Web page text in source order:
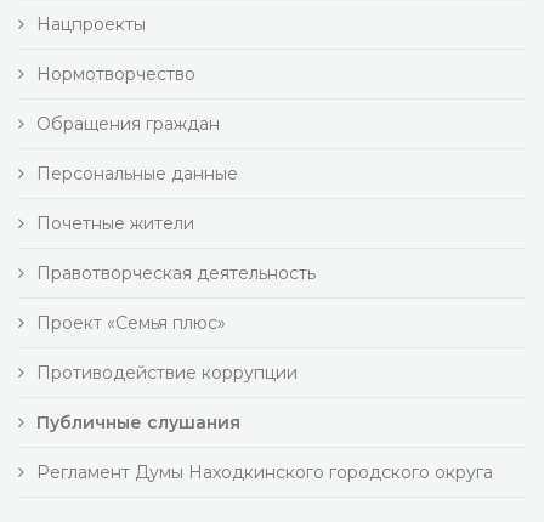
Нацпроекты
Нормотворчество
Обращения граждан
Персональные данные
Почетные жители
Правотворческая деятельность
Проект «Семья плюс»
Противодействие коррупции
Публичные слушания
Регламент Думы Находкинского городского округа